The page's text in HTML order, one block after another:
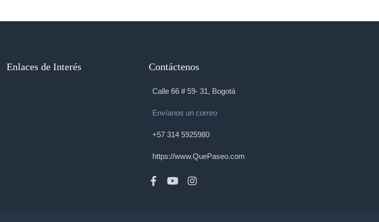
Enlaces de Interés Contáctenos
Calle 66 # 59- 31, Bogotá
Envíanos un correo
+57 314 5925980
https://www.QuePaseo.com